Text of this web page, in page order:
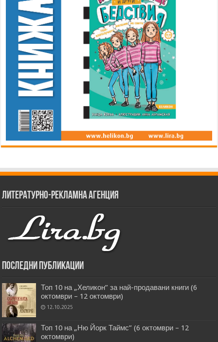
Литературно-рекламна агенция
Последни публикации
Топ 10 на „Хеликон” за най-продавани книги (6
октомври – 12 октомври)
12.10.2025
Топ 10 на „Ню Йорк Таймс” (6 октомври – 12
октомври)